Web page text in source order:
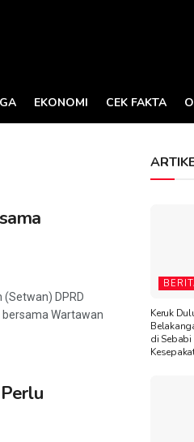
EKONOMI CEK FAKTA
DPRD
Wartawan
Keruk
di